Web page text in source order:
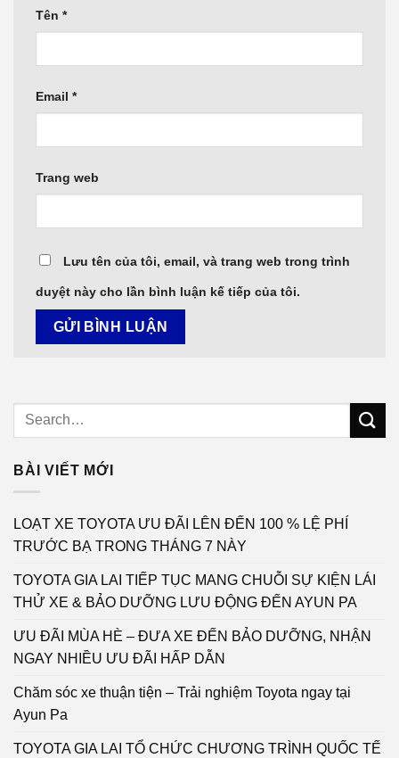
Tên *
Email *
Trang web
Lưu tên của tôi, email, và trang web trong trình
duyệt này cho lần bình luận kế tiếp của tôi.
BÀI VIẾT MỚI
LOẠT XE TOYOTA ƯU ĐÃI LÊN ĐẾN 100 % LỆ PHÍ
TRƯỚC BẠ TRONG THÁNG 7 NÀY
TOYOTA GIA LAI TIẾP TỤC MANG CHUỖI SỰ KIỆN LÁI
THỬ XE & BẢO DƯỠNG LƯU ĐỘNG ĐẾN AYUN PA
ƯU ĐÃI MÙA HÈ – ĐƯA XE ĐẾN BẢO DƯỠNG, NHẬN
NGAY NHIỀU ƯU ĐÃI HẤP DẪN
Chăm sóc xe thuận tiện – Trải nghiệm Toyota ngay tại
Ayun Pa
TOYOTA GIA LAI TỔ CHỨC CHƯƠNG TRÌNH QUỐC TẾ